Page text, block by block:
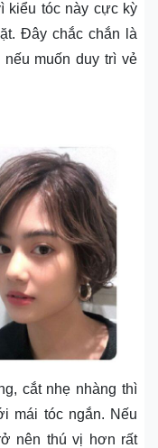
kiểu tóc này cực kỳ
Đây chắc chắn là
muốn duy trì vẻ
cắt nhẹ nhàng thì
mái tóc ngắn. Nếu
nên thú vị hơn rất